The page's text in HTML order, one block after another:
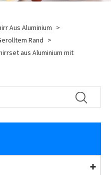
Aus Aluminium >
Rand >
aus Aluminium mit